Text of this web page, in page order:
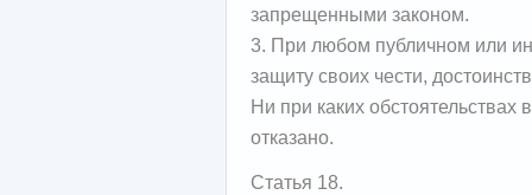
запрещенными законом.
3. При любом публичном или
защиту своих чести,
Ни при каких обстоятельствах
отказано.
Статья 18.